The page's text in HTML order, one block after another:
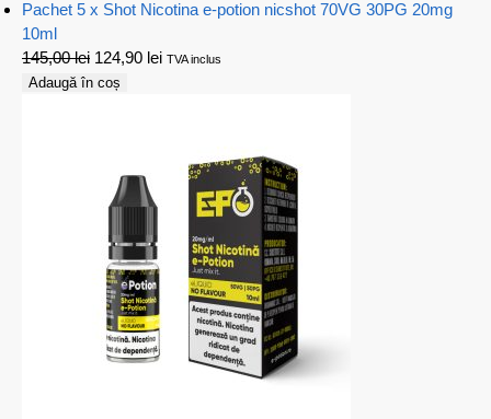
Pachet 5 x Shot Nicotina e-potion nicshot 70VG 30PG 20mg
10ml
145,00lei 124,90 lei TVA inclus
Adaugă în coș